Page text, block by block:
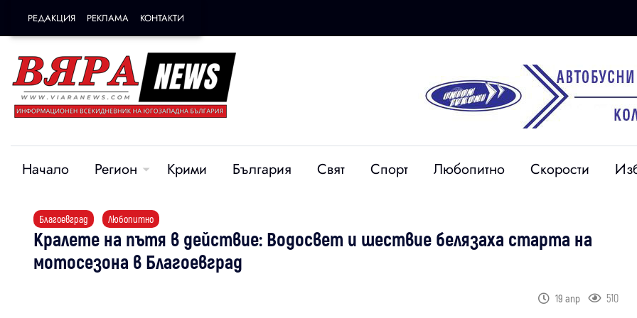
РЕДАКЦИЯ РЕКЛАМА КОНТАКТИ
Начало Регион Крими България Свят Спорт Любопитно Скорости
Благоевград Любопитно
Кралете на пътя в действие: Водосвет и шествие белязаха старта на
мотосезона в Благоевград
19 апр 510